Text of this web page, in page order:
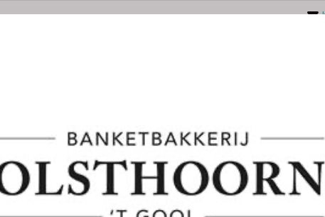
Taart / Sloffen Groot Brood Klein Brood Desem/
Dieet/allergie Gevuld Brood Werken Bij